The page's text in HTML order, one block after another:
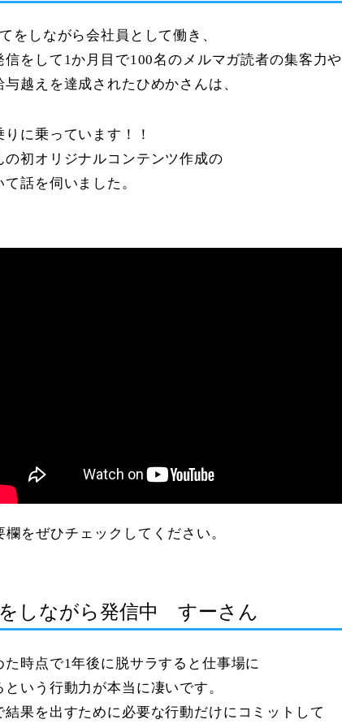
をしながら会社員として働き、
信をして1か月目で100名のメルマガ読者の集客力や
越えを達成されたひめかさんは、
に乗っています！！
の初オリジナルコンテンツ作成の
話を伺いました。
欄をぜひチェックしてください。
しながら発信中 すーさん
た時点で1年後に脱サラすると仕事場に
いう行動力が本当に凄いです。
結果を出すために必要な行動だけにコミットして